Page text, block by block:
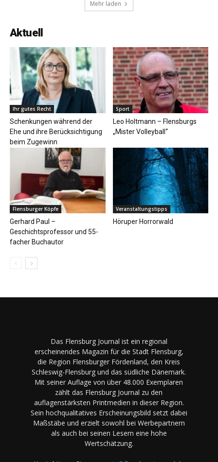
Mehr laden
Aktuell
Ihr gutes Recht
Schenkungen während der
Ehe und ihre Berücksichtigung
beim Zugewinn
Sport
Leo Holtmann – Flensburgs
„Mister Volleyball“
Flensburger Köpfe
Gerhard Paul –
Geschichtsprofessor und 55-
facher Buchautor
Veranstaltungstipps
Höruper Horrorwald
Das Flensburg Journal ist ein regional
erscheinendes Magazin für die Stadt Flensburg,
die Region Flensburger Fördenland, den Kreis
Schleswig-Flensburg und das südliche Dänemark.
Mit seiner Auflage von über 48.000 Exemplaren
zählt das Flensburg Journal zu den
auflagenstärksten Printmedien in dieser Region.
Sein hochqualitatives Erscheinungsbild setzt dabei
Maßstäbe und erzielt sowohl bei Werbepartnern
als auch bei seinen Lesern eine hohe
Wertschätzung.